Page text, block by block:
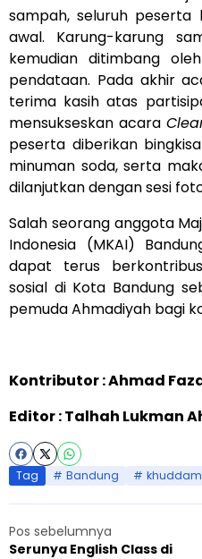
sampah, seluruh
awal. Karung-karung
kemudian ditimbang
pendataan. Pada akhir
terima kasih atas
mensukseskan acara
peserta diberikan
minuman soda, serta
dilanjutkan dengan sesi
Salah seorang anggota
Indonesia (MKAI)
dapat terus
sosial di Kota Bandung
pemuda Ahmadiyah bagi
Kontributor : Ahmad
Editor : Talhah Lukman
Tag Bandung khuddam
Pos sebelumnya
Serunya English Class di